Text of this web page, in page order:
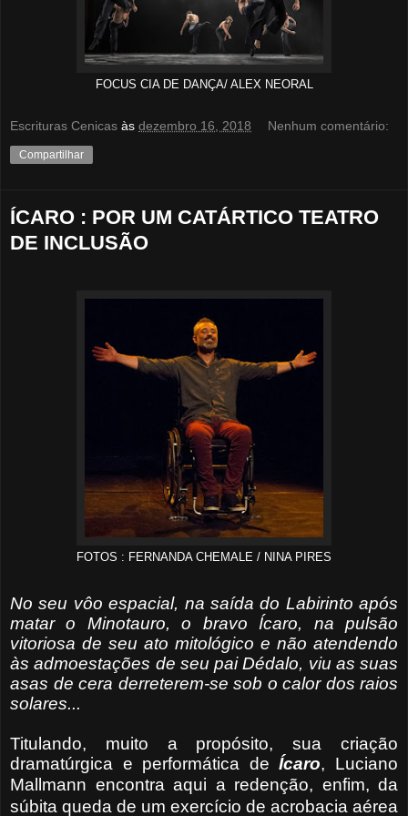
FOCUS CIA DE DANÇA/ ALEX NEORAL
Escrituras Cenicas às dezembro 16, 2018 Nenhum comentário:
Compartilhar
ÍCARO : POR UM CATÁRTICO TEATRO
DE INCLUSÃO
FOTOS : FERNANDA CHEMALE / NINA PIRES
No seu vôo espacial, na saída do Labirinto após
matar o Minotauro, o bravo Ícaro, na pulsão
vitoriosa de seu ato mitológico e não atendendo
às admoestações de seu pai Dédalo, viu as suas
asas de cera derreterem-se sob o calor dos raios
solares...
Titulando, muito a propósito, sua criação
dramatúrgica e performática deÍcaro, Luciano
Mallmann encontra aqui a redenção, enfim, da
súbita queda de um exercício de acrobacia aérea